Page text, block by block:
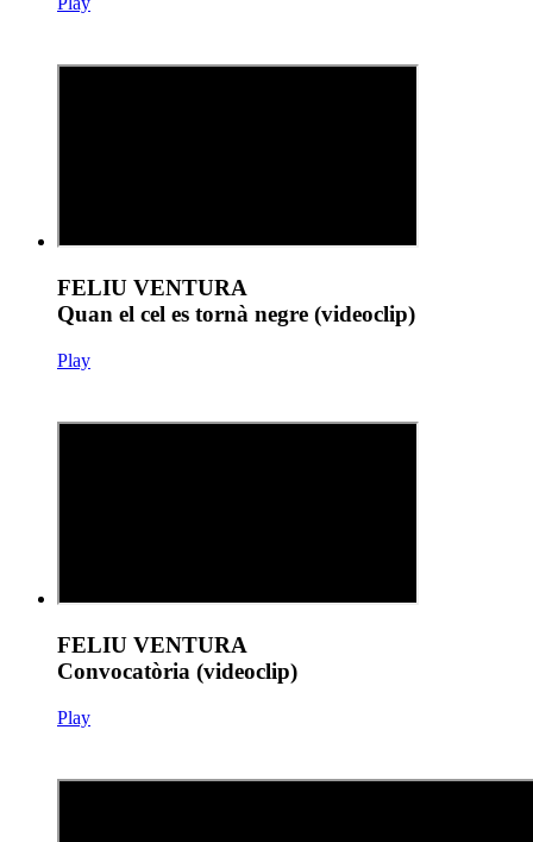
FELIU VENTURA
Quan el cel es tornà negre (videoclip)
Play
FELIU VENTURA
Convocatòria (videoclip)
Play